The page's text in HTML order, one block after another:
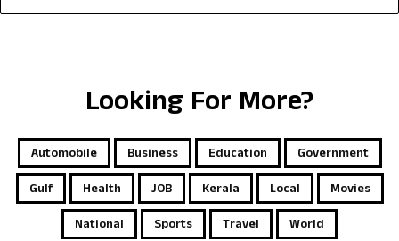
Looking For More?
Automobile Business Education
Government
Gulf
Health JOB Kerala Local
Movies
National
Sports Travel World